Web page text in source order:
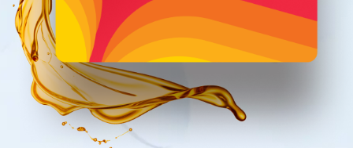
Статьи
Цена бензина и ДТ
Личный кабинет
Карта АЗС
Получить консультацию